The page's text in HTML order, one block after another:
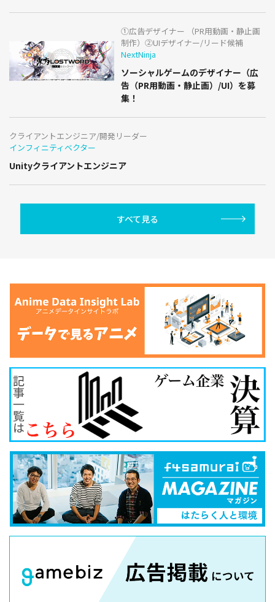
①広告デザイナー （PR用動画・静止画
制作）②UIデザイナー/リード候補
NextNinja
ソーシャルゲームのデザイナー（広
告（PR用動画・静止画）/UI）を募
集！
クライアントエンジニア/開発リーダー
インフィニティベクター
Unityクライアントエンジニア
すべて見る